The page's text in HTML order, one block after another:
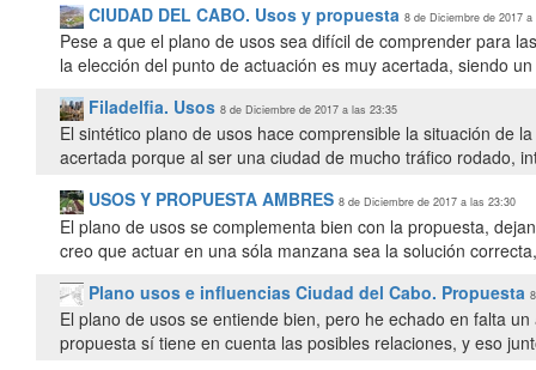
CIUDAD DEL CABO. Usos y propuesta 8 de Diciembre de 2017 a
Pese a que el plano de usos sea difícil de comprender para
la elección del punto de actuación es muy acertada, siendo
Filadelfia. Usos 8 de Diciembre de 2017 a las 23:35
El sintético plano de usos hace comprensible la situación de
acertada porque al ser una ciudad de mucho tráfico rodado,
USOS Y PROPUESTA AMBRES 8 de Diciembre de 2017 a las 23:30
El plano de usos se complementa bien con la propuesta,
creo que actuar en una sóla manzana sea la solución
Plano usos e influencias Ciudad del Cabo. Propuesta
El plano de usos se entiende bien, pero he echado en falta
propuesta sí tiene en cuenta las posibles relaciones, y eso